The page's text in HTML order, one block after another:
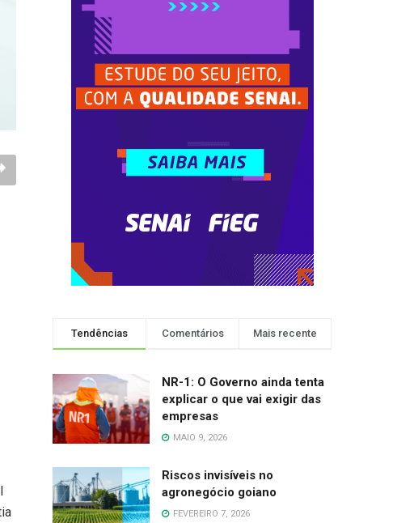
Tendências Comentários Mais recente
NR-1: O Governo ainda tenta
explicar o que vai exigir das
empresas
MAIO 9, 2026
Riscos invisíveis no
agronegócio goiano
FEVEREIRO 7, 2026